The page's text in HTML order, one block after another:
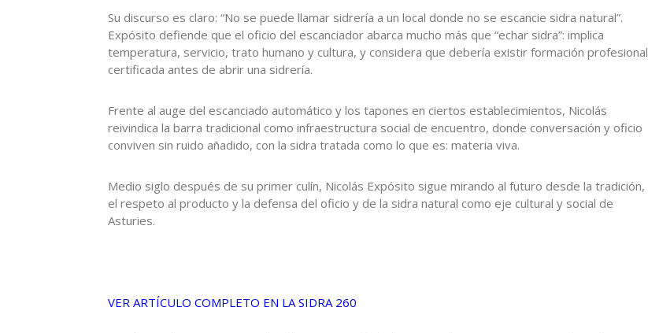
Su discurso es claro: “No se puede llamar sidrería a un local donde no se escancie sidra natural”.
Expósito defiende que el oficio del escanciador abarca mucho más que “echar sidra”: implica
temperatura, servicio, trato humano y cultura, y considera que debería existir formación profesional
certificada antes de abrir una sidrería.
Frente al auge del escanciado automático y los tapones en ciertos establecimientos, Nicolás
reivindica la barra tradicional como infraestructura social de encuentro, donde conversación y oficio
conviven sin ruido añadido, con la sidra tratada como lo que es: materia viva.
Medio siglo después de su primer culín, Nicolás Expósito sigue mirando al futuro desde la tradición,
el respeto al producto y la defensa del oficio y de la sidra natural como eje cultural y social de
Asturies.
VER ARTÍCULO COMPLETO EN LA SIDRA 260